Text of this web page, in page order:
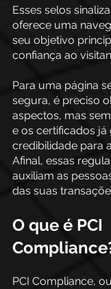
Esses selos
oferece uma
seu objetivo
confiança ao
Para uma página
segura, é preciso
aspectos, mas
e os certificados já
credibilidade para
Afinal, essas
auxiliam as
das suas
O que é PCI
PCI Compliance,